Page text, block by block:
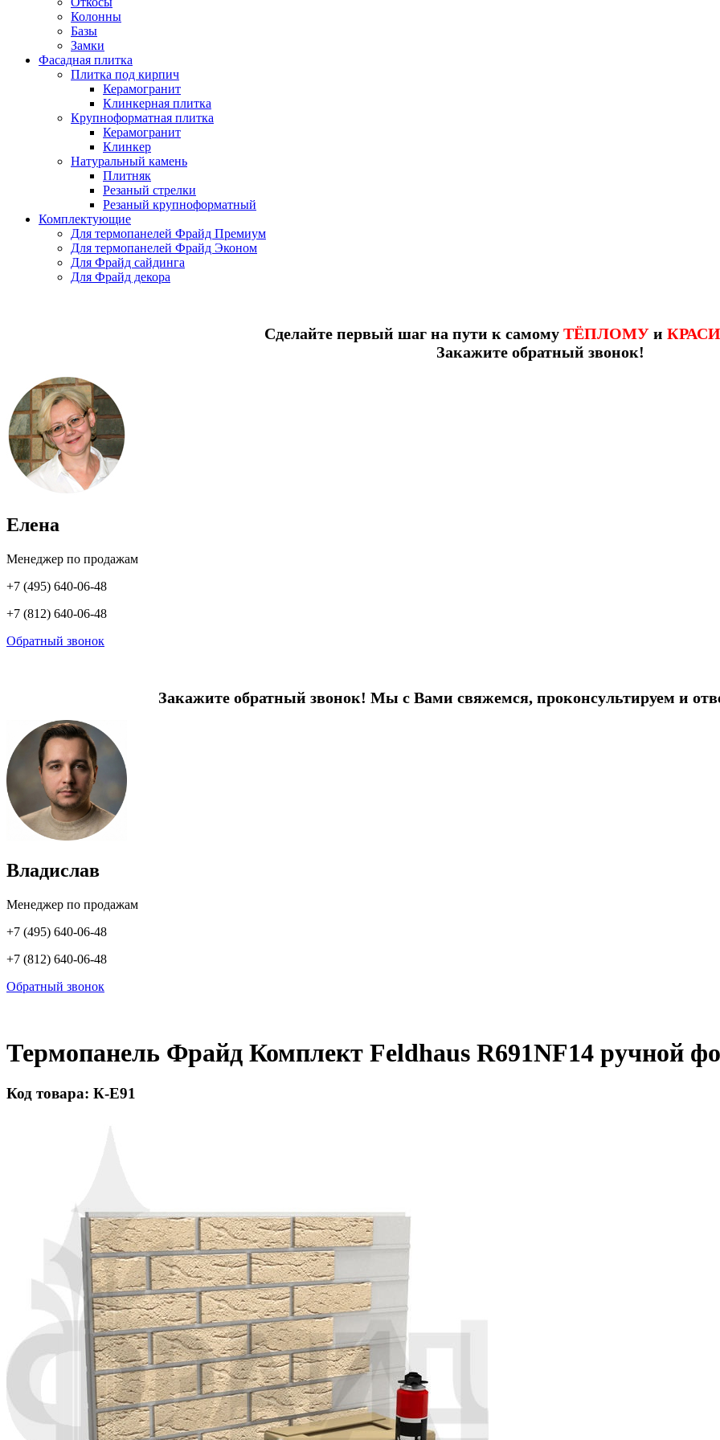
Колонны
Базы
Замки
Фасадная плитка
Плитка под кирпич
Керамогранит
Клинкерная плитка
Крупноформатная плитка
Керамогранит
Клинкер
Натуральный камень
Плитняк
Резаный стрелки
Резаный крупноформатный
Комплектующие
Для термопанелей Фрайд Премиум
Для термопанелей Фрайд Эконом
Для Фрайд сайдинга
Для Фрайд декора
Сделайте первый шаг на пути к самому ТЁПЛОМУи
Закажите обратный звонок!
Елена
Менеджер по продажам
+7 (495) 640-06-48
+7 (812) 640-06-48
Обратный звонок
Закажите обратный звонок! Мы с Вами свяжемся, проконсультируем и
Владислав
Менеджер по продажам
+7 (495) 640-06-48
+7 (812) 640-06-48
Обратный звонок
Термопанель Фрайд Комплект Feldhaus R691NF14 ручной
Код товара: К-Е91